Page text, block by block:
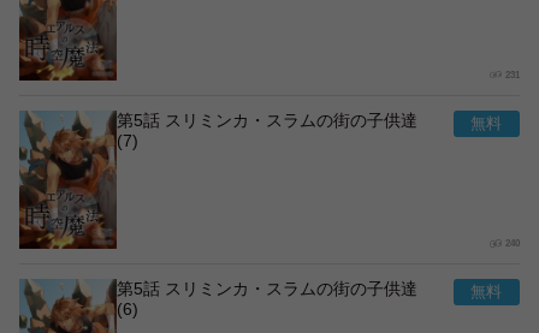
231
第5話 スリミンカ・スラムの街の子供達
(7)
240
第5話 スリミンカ・スラムの街の子供達
(6)